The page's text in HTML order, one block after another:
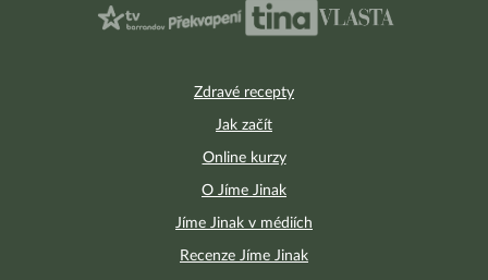
Zdravé recepty
Jak začít
Online kurzy
O Jíme Jinak
Jíme Jinak v médiích
Recenze Jíme Jinak